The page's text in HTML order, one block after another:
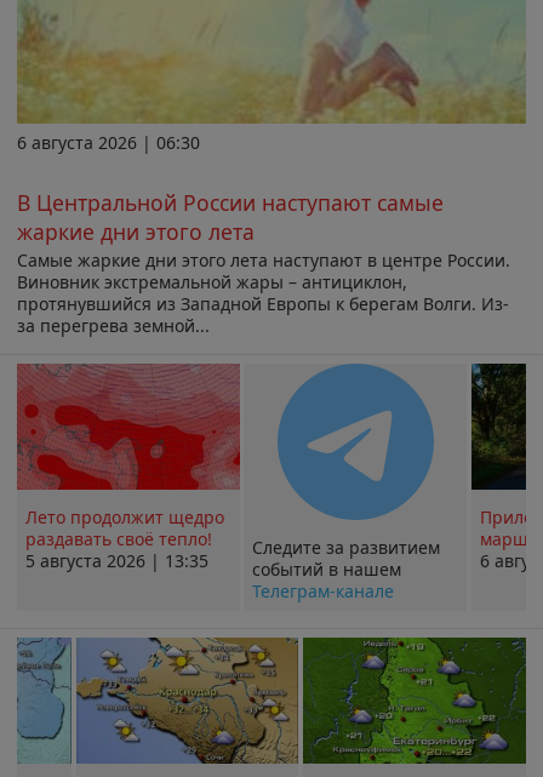
6 августа 2026 | 06:30
В Центральной России наступают самые
жаркие дни этого лета
Самые жаркие дни этого лета наступают в центре России.
Виновник экстремальной жары – антициклон,
протянувшийся из Западной Европы к берегам Волги. Из-
за перегрева земной...
Лето продолжит щедро
раздавать своё тепло!
5 августа 2026 | 13:35
Следите за развитием
событий в нашем
Телеграм-канале
6